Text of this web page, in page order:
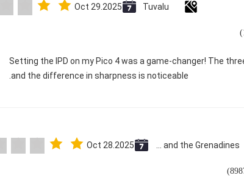
Tuvalu
Oct 29.2025
"Setting the IPD on my Pico 4 was a game-changer! The
and the difference in sharpness is noticeable.
Saint Vincent and the Grenadines
Oct 28.2025